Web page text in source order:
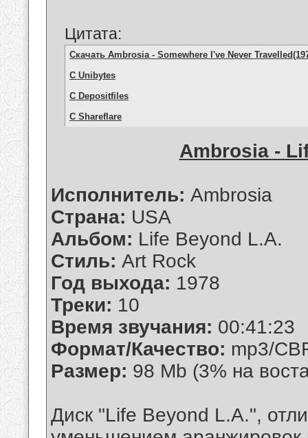
Цитата:
Скачать Ambrosia - Somewhere I've Never
С Unibytes
С Depositfiles
С Shareflare
Ambrosia -
Исполнитель: Ambrosia
Страна: USA
Альбом: Life Beyond L.A.
Стиль: Art Rock
Год выхода: 1978
Треки: 10
Время звучания: 00:41:23
Формат/Качество: mp3/
Размер: 98 Mb (3% на
Диск "Life Beyond L.A.",